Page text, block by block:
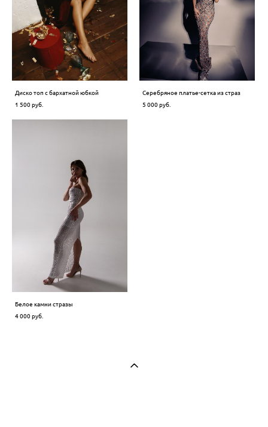
Диско топ с бархатной юбкой
1 500 pуб.
Серебряное платье-сетка из страз
5 000 pуб.
Белое камни стразы
4 000 pуб.